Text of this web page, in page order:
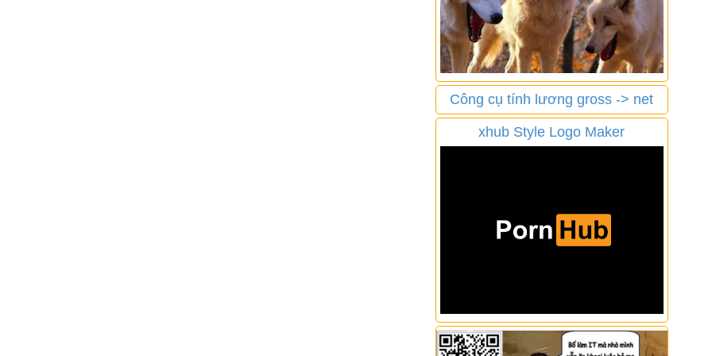
Công cụ tính lương gross -> net
xhub Style Logo Maker